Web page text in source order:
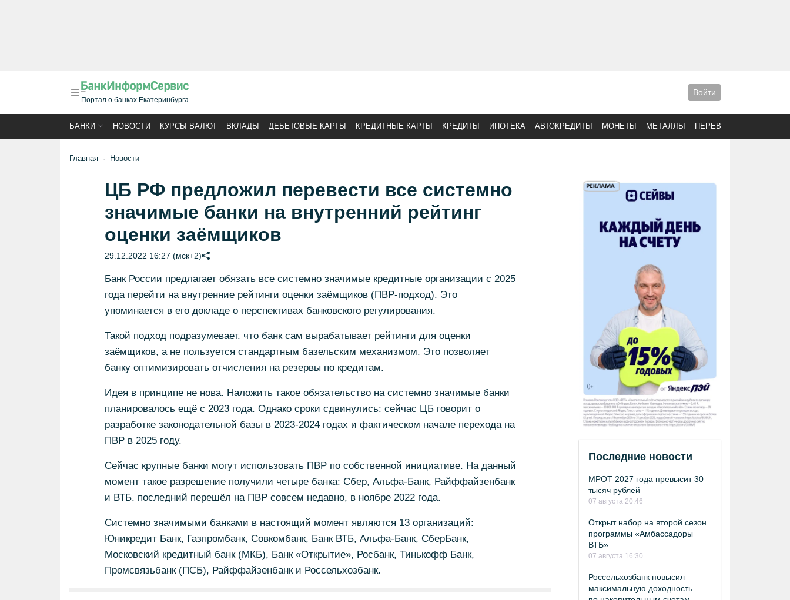
Портал о банках Екатеринбурга
Войти
БАНКИ НОВОСТИ КУРСЫ ВАЛЮТ ВКЛАДЫ ДЕБЕТОВЫЕ КАРТЫ КРЕДИТНЫЕ КАРТЫ КРЕДИТЫ ИПОТЕКА АВТОКРЕДИТЫ МОНЕТЫ МЕТАЛЛЫ ПЕРЕВОДЫ
Главная Новости
ЦБ РФ предложил перевести все системно
значимые банки на внутренний рейтинг
оценки заёмщиков
29.12.2022 16:27 (мск+2)
Банк России предлагает обязать все системно значимые кредитные организации с 2025
года перейти на внутренние рейтинги оценки заёмщиков (ПВР-подход). Это
упоминается в его докладе о перспективах банковского регулирования.
Такой подход подразумевает. что банк сам вырабатывает рейтинги для оценки
заёмщиков, а не пользуется стандартным базельским механизмом. Это позволяет
банку оптимизировать отчисления на резервы по кредитам.
Идея в принципе не нова. Наложить такое обязательство на системно значимые банки
планировалось ещё с 2023 года. Однако сроки сдвинулись: сейчас ЦБ говорит о
разработке законодательной базы в 2023-2024 годах и фактическом начале перехода на
ПВР в 2025 году.
Сейчас крупные банки могут использовать ПВР по собственной инициативе. На данный
момент такое разрешение получили четыре банка: Сбер, Альфа-Банк, Райффайзенбанк
и ВТБ. последний перешёл на ПВР совсем недавно, в ноябре 2022 года.
Системно значимыми банками в настоящий момент являются 13 организаций:
Юникредит Банк, Газпромбанк, Совкомбанк, Банк ВТБ, Альфа-Банк, СберБанк,
Московский кредитный банк (МКБ), Банк «Открытие», Росбанк, Тинькофф Банк,
Промсвязьбанк (ПСБ), Райффайзенбанк и Россельхозбанк.
Последние новости
МРОТ 2027 года превысит 30
тысяч рублей
07 августа 20:46
Открыт набор на второй сезон
программы «Амбассадоры
ВТБ»
07 августа 16:30
Россельхозбанк повысил
максимальную доходность